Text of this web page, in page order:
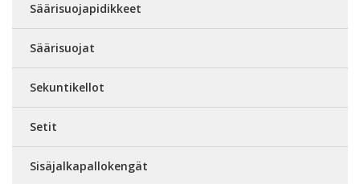
Säärisuojapidikkeet
Säärisuojat
Sekuntikellot
Setit
Sisäjalkapallokengät